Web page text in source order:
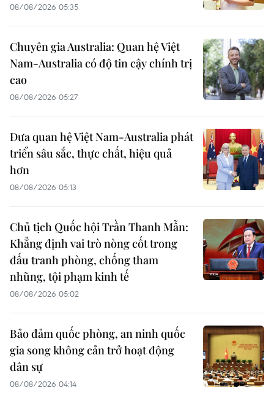
08/08/2026 05:35
Chuyên gia Australia: Quan hệ Việt
Nam-Australia có độ tin cậy chính trị
cao
08/08/2026 05:27
Đưa quan hệ Việt Nam-Australia phát
triển sâu sắc, thực chất, hiệu quả
hơn
08/08/2026 05:13
Chủ tịch Quốc hội Trần Thanh Mẫn:
Khẳng định vai trò nòng cốt trong
đấu tranh phòng, chống tham
nhũng, tội phạm kinh tế
08/08/2026 05:02
Bảo đảm quốc phòng, an ninh quốc
gia song không cản trở hoạt động
dân sự
08/08/2026 04:14